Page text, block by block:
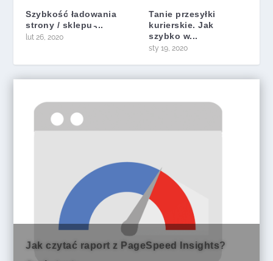
Szybkość ładowania
strony / sklepu ̵...
lut 26, 2020
Tanie przesyłki
kurierskie. Jak
szybko w...
sty 19, 2020
Jak czytać raport z PageSpeed Insights?